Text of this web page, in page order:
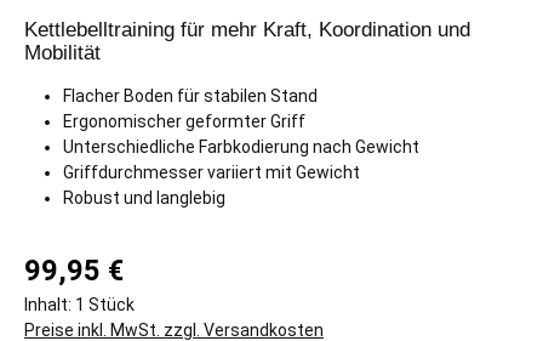
Kettlebelltraining für mehr Kraft, Koordination und
Mobilität
Flacher Boden für stabilen Stand
Ergonomischer geformter Griff
Unterschiedliche Farbkodierung nach Gewicht
Griffdurchmesser variiert mit Gewicht
Robust und langlebig
99,95 €
Inhalt: 1 Stück
Preise inkl. MwSt. zzgl. Versandkosten